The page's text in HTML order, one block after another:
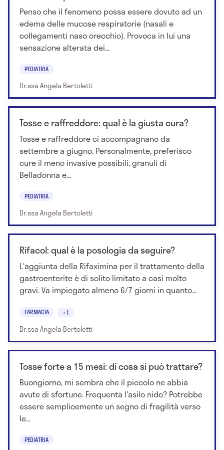
Penso che il fenomeno possa essere dovuto ad un
edema delle mucose respiratorie (nasali e
collegamenti naso orecchio). Provoca in lui una
sensazione alterata dei...
PEDIATRIA
Dr.ssa Angela Bertoletti
Tosse e raffreddore: qual è la giusta cura?
Tosse e raffreddore ci accompagnano da
settembre a giugno. Personalmente, preferisco
cure il meno invasive possibili, granuli di
Belladonna e...
PEDIATRIA
Dr.ssa Angela Bertoletti
Rifacol: qual è la posologia da seguire?
L'aggiunta della Rifaximina per il trattamento della
gastroenterite è di solito limitato a casi molto
gravi. Va impiegato almeno 6/7 giorni in quanto...
FARMACIA +1
Dr.ssa Angela Bertoletti
Tosse forte a 15 mesi: di cosa si può trattare?
Buongiorno, mi sembra che il piccolo ne abbia
avute di sfortune. Frequenta l'asilo nido? Potrebbe
essere semplicemente un segno di fragilità verso
le...
PEDIATRIA